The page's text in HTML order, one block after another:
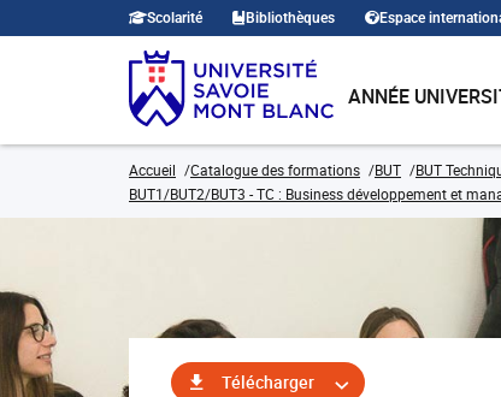
Scolarité Bibliothèques Espace
ANNÉE
Accueil Catalogue des formations BUT
BUT
BUT1/BUT2/BUT3 - TC : Business développement et
Télécharger